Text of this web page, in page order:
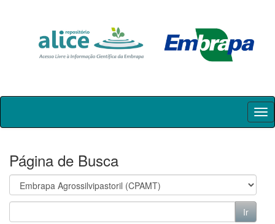
Skip
Página de Busca